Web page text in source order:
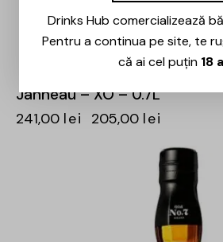
Janneau – XO – 0.7L
241,00 lei 205,00 lei
Drinks Hub comercializează
Pentru a continua pe site, te
că ai cel puțin 18